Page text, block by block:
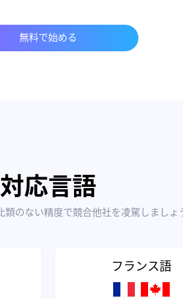
無料で始める
対応言語
類のない精度で競合他社を凌駕しましょ
フランス語